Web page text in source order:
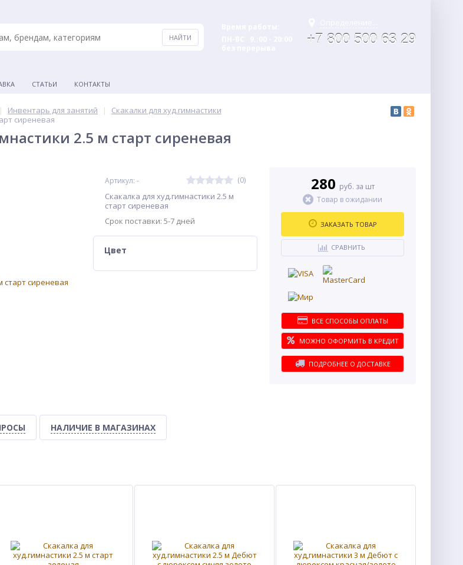
+7 800 500 63 29
СТАТЬИ КОНТАКТЫ
Инвентарь для занятий
Скакалки для худ.гимнастики
сиреневая
2.5 м старт сиреневая
Артикул: - (0)
Скакалка для худ.гимнастики 2.5 м
старт сиреневая
Срок поставки: 5-7 дней
Цвет
280 руб. за шт
Товар в ожидании
ЗАКАЗАТЬ ТОВАР
СРАВНИТЬ
ВСЕ СПОСОБЫ ОПЛАТЫ
МОЖНО ОФОРМИТЬ В КРЕДИТ
ПОДРОБНЕЕ О ДОСТАВКЕ
НАЛИЧИЕ В МАГАЗИНАХ